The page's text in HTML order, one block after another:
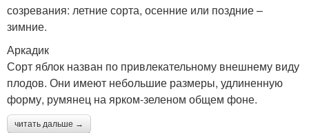
созревания: летние сорта, осенние или поздние –
зимние.
Аркадик
Сорт яблок назван по привлекательному внешнему виду
плодов. Они имеют небольшие размеры, удлиненную
форму, румянец на ярком-зеленом общем фоне.
читать дальше →